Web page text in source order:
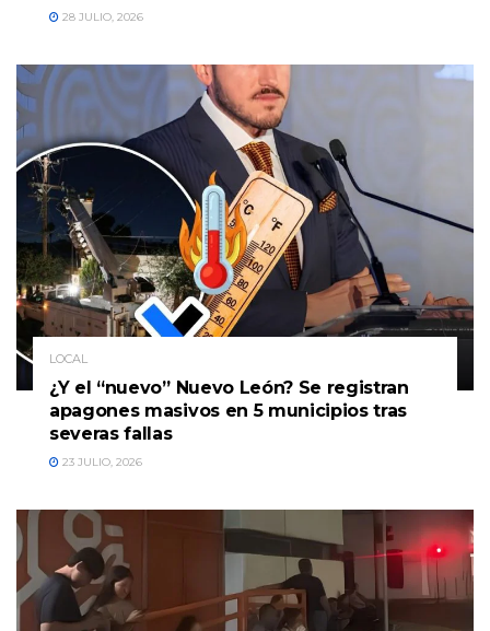
28 JULIO, 2026
LOCAL
¿Y el “nuevo” Nuevo León? Se registran
apagones masivos en 5 municipios tras
severas fallas
23 JULIO, 2026